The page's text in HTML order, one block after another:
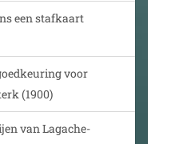
een stafkaart
voor
(1900)
van Lagache-